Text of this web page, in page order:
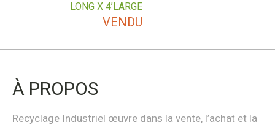
LONG X 4’LARGE
VENDU
À PROPOS
Recyclage Industriel œuvre dans la vente, l’achat et la